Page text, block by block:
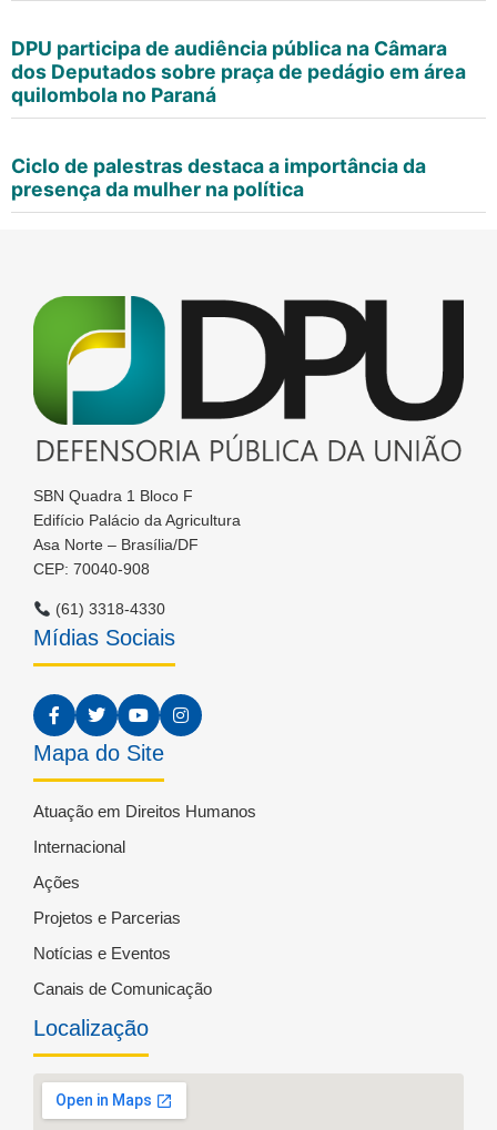
DPU participa de audiência pública na Câmara
dos Deputados sobre praça de pedágio em área
quilombola no Paraná
Ciclo de palestras destaca a importância da
presença da mulher na política
SBN Quadra 1 Bloco F
Edifício Palácio da Agricultura
Asa Norte – Brasília/DF
CEP: 70040-908
(61) 3318-4330
Mídias Sociais
Mapa do Site
Atuação em Direitos Humanos
Internacional
Ações
Projetos e Parcerias
Notícias e Eventos
Canais de Comunicação
Localização